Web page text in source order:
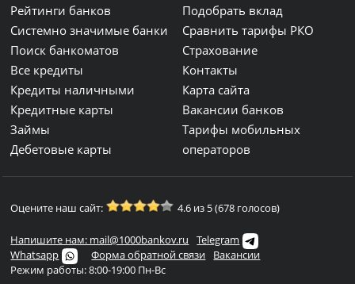
Рейтинги банков
Системно значимые банки
Поиск банкоматов
Все кредиты
Кредиты наличными
Кредитные карты
Займы
Дебетовые карты
Подобрать вклад
Сравнить тарифы РКО
Страхование
Контакты
Карта сайта
Вакансии банков
Тарифы мобильных
операторов
Оцените наш сайт: 4.6 из 5 (678 голосов)
Напишите нам: mail@1000bankov.ru
Telegram
Whatsapp
Форма обратной связи
Вакансии
Режим работы: 8:00-19:00 Пн-Вс